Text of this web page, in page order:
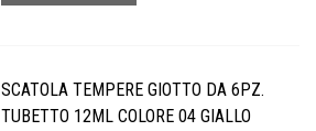
SCATOLA TEMPERE GIOTTO DA 6PZ.
TUBETTO 12ML COLORE 04 GIALLO